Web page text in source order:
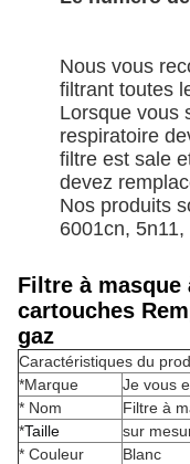
Nous vous
filtrant toutes
Lorsque vous
respiratoire
filtre est sale
devez
Nos produits
6001cn,
Filtre à masque
cartouches
gaz
Caractéristiques du
*Marque
Je vous
* Nom
Filtre à
*Taille
sur
* Couleur
Blanc